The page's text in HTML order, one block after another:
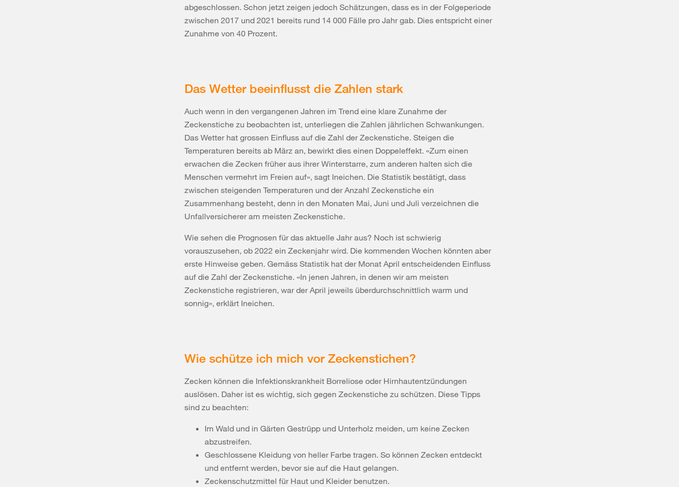
abgeschlossen. Schon jetzt zeigen jedoch Schätzungen, dass es in der Folgeperiode
zwischen 2017 und 2021 bereits rund 14 000 Fälle pro Jahr gab. Dies entspricht einer
Zunahme von 40 Prozent.
Das Wetter beeinflusst die Zahlen stark
Auch wenn in den vergangenen Jahren im Trend eine klare Zunahme der
Zeckenstiche zu beobachten ist, unterliegen die Zahlen jährlichen Schwankungen.
Das Wetter hat grossen Einfluss auf die Zahl der Zeckenstiche. Steigen die
Temperaturen bereits ab März an, bewirkt dies einen Doppeleffekt. «Zum einen
erwachen die Zecken früher aus ihrer Winterstarre, zum anderen halten sich die
Menschen vermehrt im Freien auf», sagt Ineichen. Die Statistik bestätigt, dass
zwischen steigenden Temperaturen und der Anzahl Zeckenstiche ein
Zusammenhang besteht, denn in den Monaten Mai, Juni und Juli verzeichnen die
Unfallversicherer am meisten Zeckenstiche.
Wie sehen die Prognosen für das aktuelle Jahr aus? Noch ist schwierig
vorauszusehen, ob 2022 ein Zeckenjahr wird. Die kommenden Wochen könnten aber
erste Hinweise geben. Gemäss Statistik hat der Monat April entscheidenden Einfluss
auf die Zahl der Zeckenstiche. «In jenen Jahren, in denen wir am meisten
Zeckenstiche registrieren, war der April jeweils überdurchschnittlich warm und
sonnig», erklärt Ineichen.
Wie schütze ich mich vor Zeckenstichen?
Zecken können die Infektionskrankheit Borreliose oder Hirnhautentzündungen
auslösen. Daher ist es wichtig, sich gegen Zeckenstiche zu schützen. Diese Tipps
sind zu beachten:
Im Wald und in Gärten Gestrüpp und Unterholz meiden, um keine Zecken
abzustreifen.
Geschlossene Kleidung von heller Farbe tragen. So können Zecken entdeckt
und entfernt werden, bevor sie auf die Haut gelangen.
Zeckenschutzmittel für Haut und Kleider benutzen.